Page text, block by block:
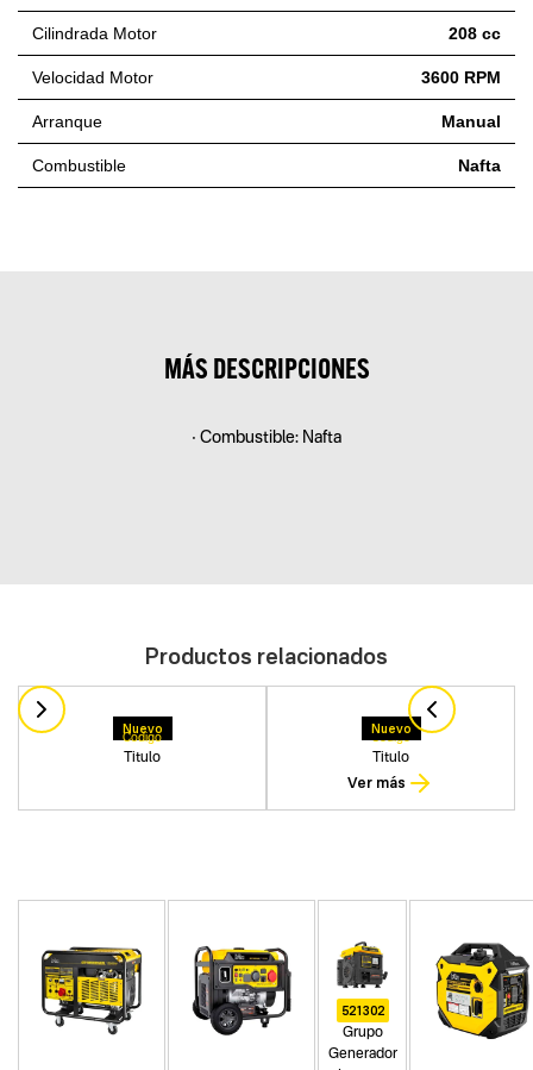
Cilindrada Motor 208 cc
Velocidad Motor 3600 RPM
Arranque Manual
Combustible Nafta
MÁS DESCRIPCIONES
• Combustible: Nafta
Productos relacionados
Nuevo
Titulo
Codigo
Nuevo
Titulo
Codigo
Ver más
521302
Grupo
Generador